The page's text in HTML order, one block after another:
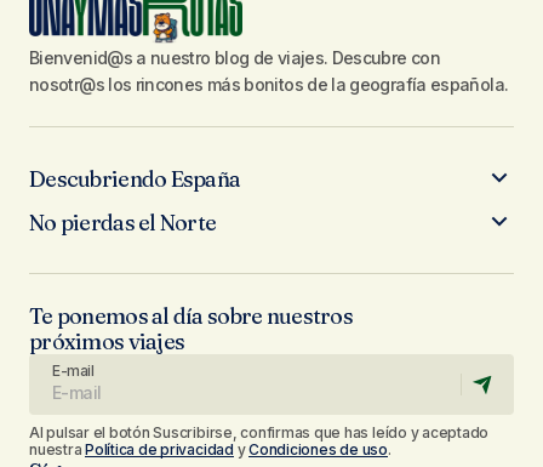
Bienvenid@s a nuestro blog de viajes. Descubre con
nosotr@s los rincones más bonitos de la geografía española.
Descubriendo España
No pierdas el Norte
Te ponemos al día sobre nuestros
próximos viajes
E-mail
Al pulsar el botón Suscribirse, confirmas que has leído y aceptado
nuestraPolítica de privacidad yCondiciones de uso.